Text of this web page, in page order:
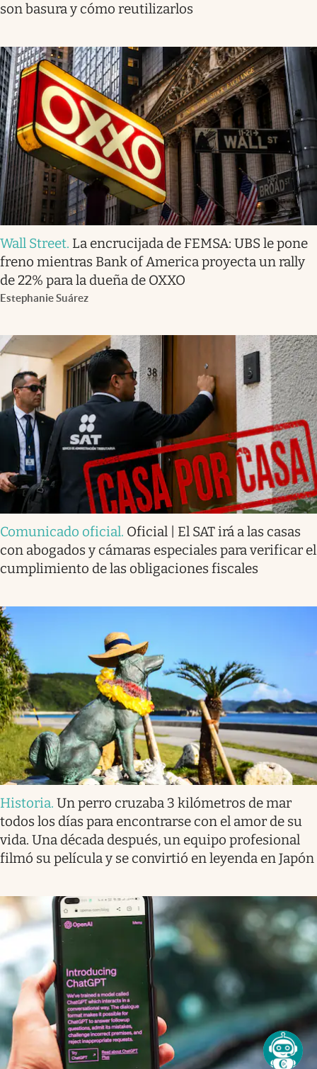
son basura y cómo reutilizarlos
Wall Street. La encrucijada de FEMSA: UBS le pone
freno mientras Bank of America proyecta un rally
de 22% para la dueña de OXXO
Estephanie Suárez
Comunicado oficial. Oficial | El SAT irá a las casas
con abogados y cámaras especiales para verificar el
cumplimiento de las obligaciones fiscales
Historia. Un perro cruzaba 3 kilómetros de mar
todos los días para encontrarse con el amor de su
vida. Una década después, un equipo profesional
filmó su película y se convirtió en leyenda en Japón